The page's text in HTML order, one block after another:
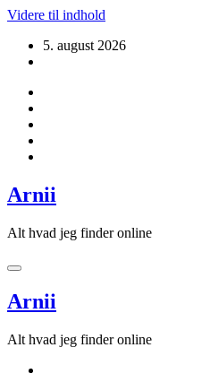
Videre til indhold
5. august 2026
Arnii
Alt hvad jeg finder online
Arnii
Alt hvad jeg finder online